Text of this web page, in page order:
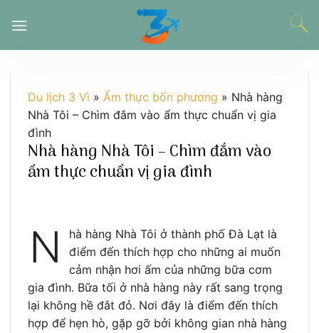
đến
Du lịch 3 Vì » Ẩm thực bốn phương » Nhà hàng
Nhà Tôi – Chìm đắm vào ẩm thực chuẩn vị gia
đình
Nhà hàng Nhà Tôi – Chìm đắm vào
ẩm thực chuẩn vị gia đình
N
hà hàng Nhà Tôi ở thành phố Đà Lạt là
điểm đến thích hợp cho những ai muốn
cảm nhận hơi ấm của những bữa cơm
gia đình. Bữa tối ở nhà hàng này rất sang trọng
lại không hề đắt đỏ. Nơi đây là điểm đến thích
hợp để hẹn hò, gặp gỡ bởi không gian nhà hàng